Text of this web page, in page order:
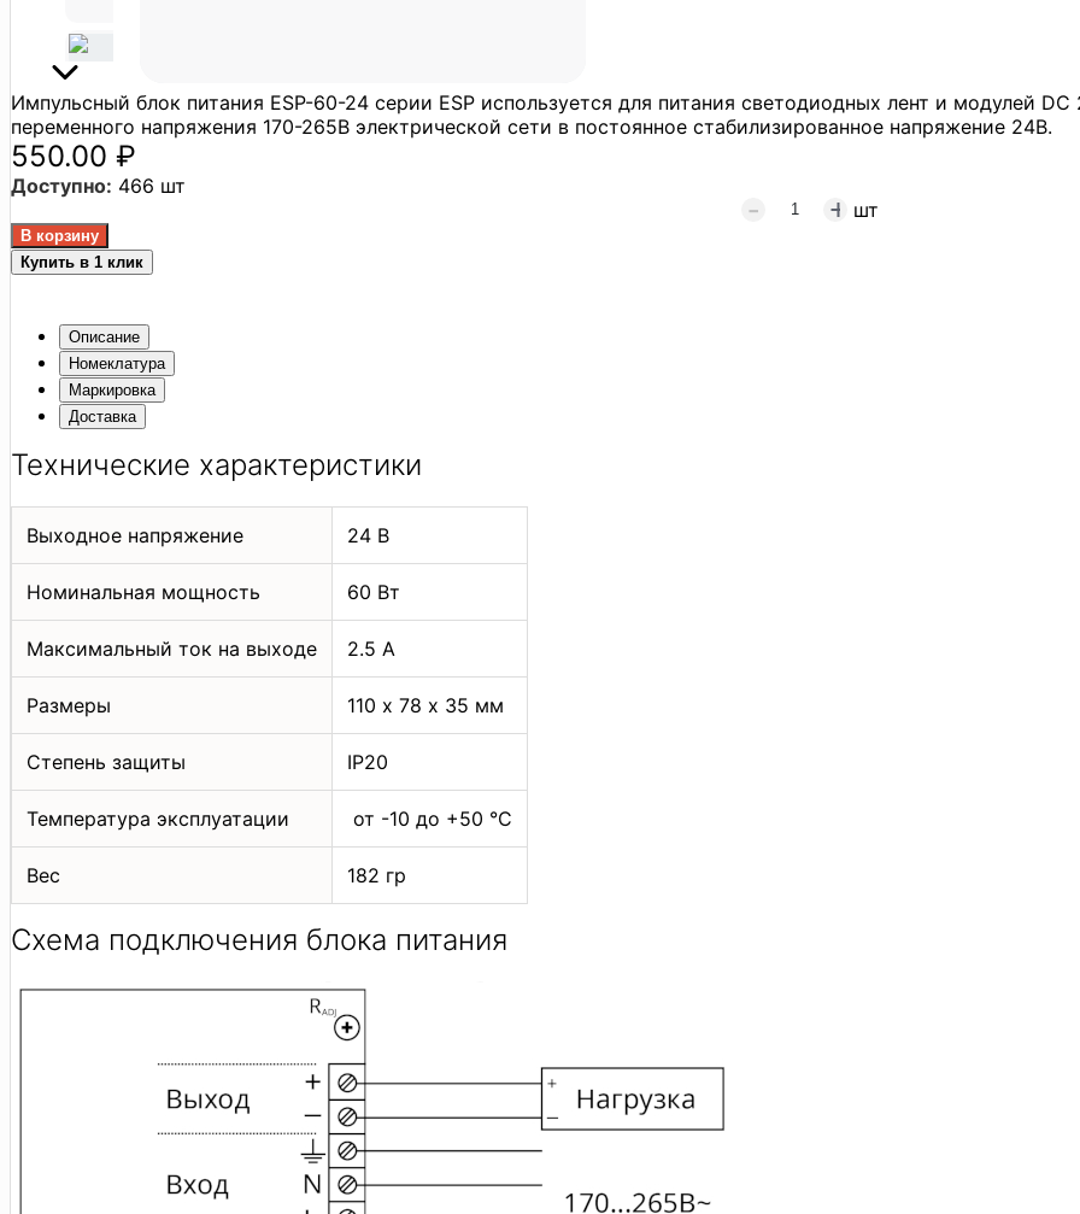
Импульсный блок питания ESP-60-24 серии ESP используется для питания светодиодных лент и модулей
переменного напряжения 170­-265В электрической сети в постоянное стабилизированное напряжение 24В.
550.00 ₽
Доступно: 466 шт
шт
Купить в 1 клик
Описание
Номеклатура
Маркировка
Доставка
Технические характеристики
Выходное напряжение 24 В
Номинальная мощность 60 Вт
Максимальный ток на выходе 2.5 А
Размеры 110 х 78 х 35 мм
Степень защиты IP20
Температура эксплуатации ­ от -10 до +50 °C
Вес 182 гр
Схема подключения блока питания